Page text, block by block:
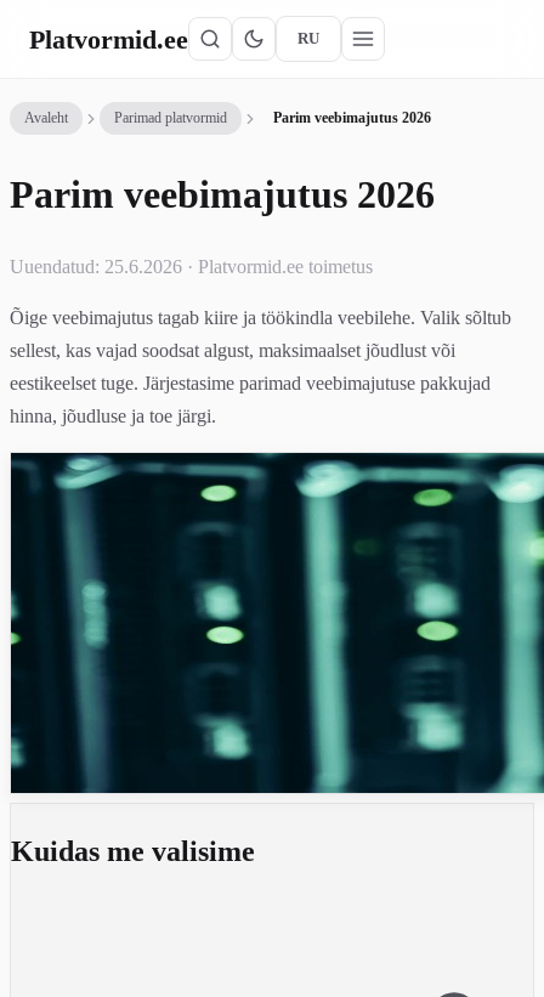
Platvormid.ee RU
Avaleht Parimad platvormid Parim veebimajutus 2026
Parim veebimajutus 2026
Uuendatud: 25.6.2026 · Platvormid.ee toimetus
Õige veebimajutus tagab kiire ja töökindla veebilehe. Valik sõltub
sellest, kas vajad soodsat algust, maksimaalset jõudlust või
eestikeelset tuge. Järjestasime parimad veebimajutuse pakkujad
hinna, jõudluse ja toe järgi.
Kuidas me valisime